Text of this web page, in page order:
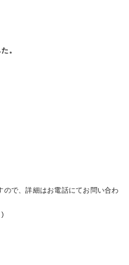
。
で、詳細はお電話にてお問い合わ
)